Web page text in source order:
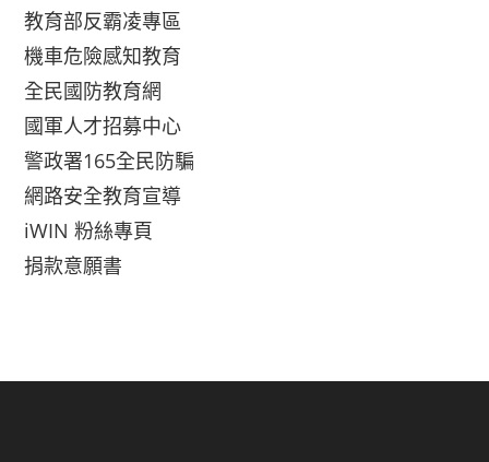
教育部反霸凌專區
機車危險感知教育
全民國防教育網
國軍人才招募中心
警政署165全民防騙
網路安全教育宣導
iWIN 粉絲專頁
捐款意願書